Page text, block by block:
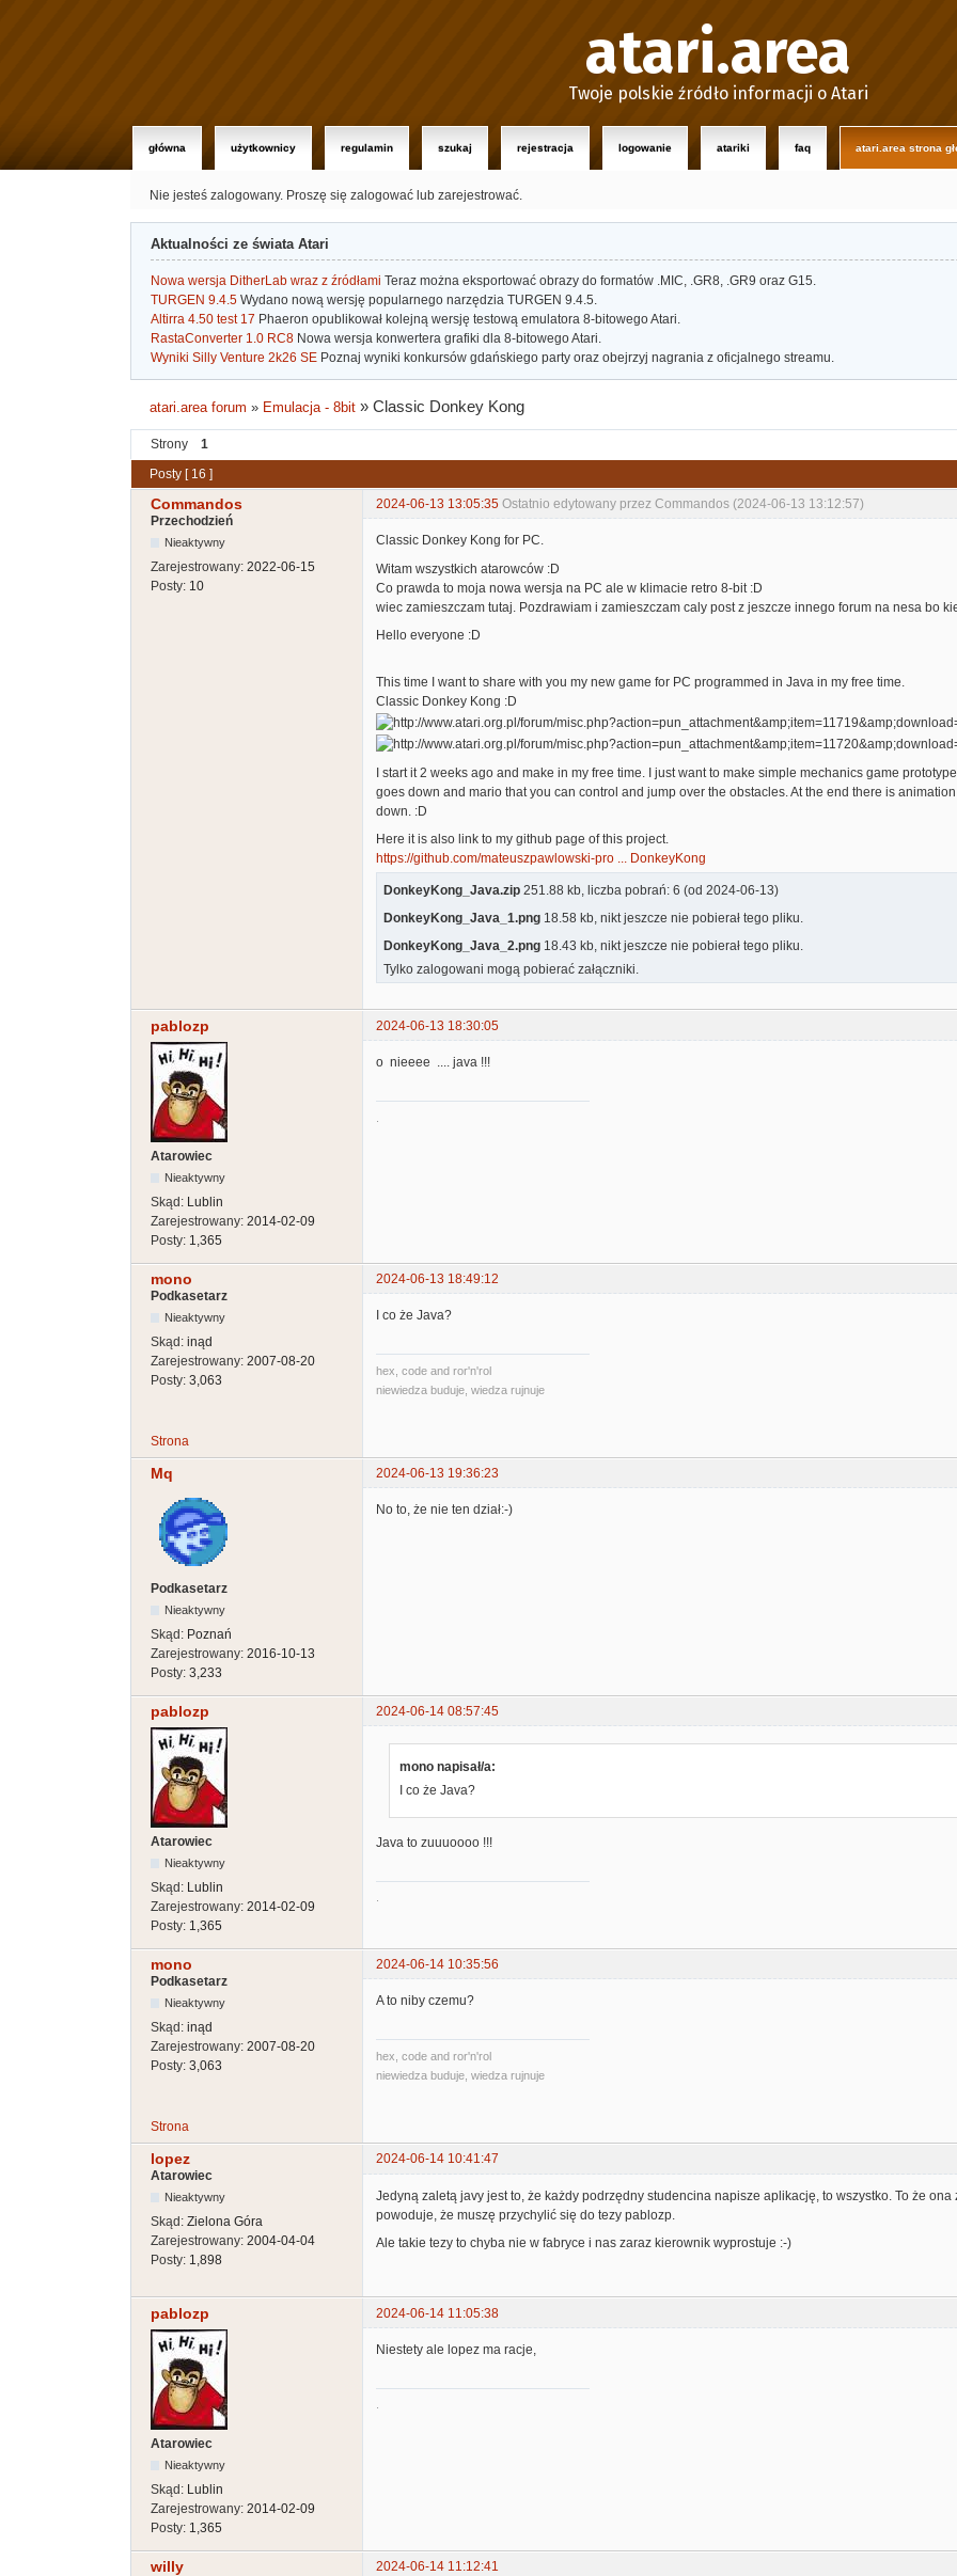
atari.area
Twoje polskie źródło informacji o Atari
główna użytkownicy regulamin szukaj rejestracja logowanie atariki faq atari.area strona
Nie jesteś zalogowany. Proszę się zalogować lub zarejestrować.
Aktualności ze świata Atari
Nowa wersja DitherLab wraz z źródłami Teraz można eksportować obrazy do formatów .MIC, .GR8, .GR9 oraz G15.
TURGEN 9.4.5 Wydano nową wersję popularnego narzędzia TURGEN 9.4.5.
Altirra 4.50 test 17 Phaeron opublikował kolejną wersję testową emulatora 8-bitowego Atari.
RastaConverter 1.0 RC8 Nowa wersja konwertera grafiki dla 8-bitowego Atari.
Wyniki Silly Venture 2k26 SE Poznaj wyniki konkursów gdańskiego party oraz obejrzyj nagrania z oficjalnego streamu.
atari.area forum » Emulacja - 8bit »Classic Donkey Kong
Strony
1
Posty [ 16 ]
Commandos 2024-06-13 13:05:35 Ostatnio edytowany przez Commandos (2024-06-13 13:12:57)
Przechodzień
Nieaktywny
Zarejestrowany: 2022-06-15
Posty: 10
Classic Donkey Kong for PC.
Witam wszystkich atarowców :D
Co prawda to moja nowa wersja na PC ale w klimacie retro 8-bit :D
wiec zamieszczam tutaj. Pozdrawiam i zamieszczam caly post z jeszcze innego forum na nesa bo
Hello everyone :D
This time I want to share with you my new game for PC programmed in Java in my free time.
Classic Donkey Kong :D
I start it 2 weeks ago and make in my free time. I just want to make simple mechanics game
goes down and mario that you can control and jump over the obstacles. At the end there is
down. :D
Here it is also link to my github page of this project.
https://github.com/mateuszpawlowski-pro ... DonkeyKong
DonkeyKong_Java.zip 251.88 kb, liczba pobrań: 6 (od 2024-06-13)
DonkeyKong_Java_1.png 18.58 kb, nikt jeszcze nie pobierał tego pliku.
DonkeyKong_Java_2.png 18.43 kb, nikt jeszcze nie pobierał tego pliku.
Tylko zalogowani mogą pobierać załączniki.
pablozp 2024-06-13 18:30:05
Atarowiec
Nieaktywny
Skąd: Lublin
Zarejestrowany: 2014-02-09
Posty: 1,365
o nieeee .... java !!!
mono
2024-06-13 18:49:12
Podkasetarz
Nieaktywny
Skąd: inąd
Zarejestrowany: 2007-08-20
Posty: 3,063
I co że Java?
hex, code and ror'n'rol
niewiedza buduje, wiedza rujnuje
Strona
Mq 2024-06-13 19:36:23
Podkasetarz
Nieaktywny
Skąd: Poznań
Zarejestrowany: 2016-10-13
Posty: 3,233
No to, że nie ten dział:-)
pablozp 2024-06-14 08:57:45
Atarowiec
Nieaktywny
Skąd: Lublin
Zarejestrowany: 2014-02-09
Posty: 1,365
mono napisał/a:
I co że Java?
Java to zuuuoooo !!!
mono
2024-06-14 10:35:56
Podkasetarz
Nieaktywny
Skąd: inąd
Zarejestrowany: 2007-08-20
Posty: 3,063
A to niby czemu?
hex, code and ror'n'rol
niewiedza buduje, wiedza rujnuje
Strona
lopez
2024-06-14 10:41:47
Atarowiec
Nieaktywny
Skąd: Zielona Góra
Zarejestrowany: 2004-04-04
Posty: 1,898
Jedyną zaletą javy jest to, że każdy podrzędny studencina napisze aplikację, to wszystko. To że
powoduje, że muszę przychylić się do tezy pablozp.
Ale takie tezy to chyba nie w fabryce i nas zaraz kierownik wyprostuje :-)
pablozp 2024-06-14 11:05:38
Atarowiec
Nieaktywny
Skąd: Lublin
Zarejestrowany: 2014-02-09
Posty: 1,365
Niestety ale lopez ma racje,
willy 2024-06-14 11:12:41